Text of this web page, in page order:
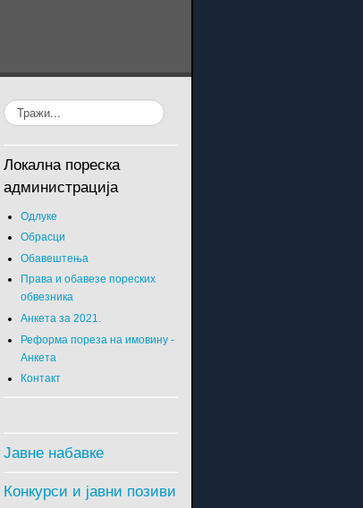
Локална пореска
администрација
Одлуке
Обрасци
Обавештења
Права и обавезе пореских
обвезника
Анкета за 2021.
Реформа пореза на имовину -
Анкета
Контакт
Јавне набавке
Конкурси и јавни позиви